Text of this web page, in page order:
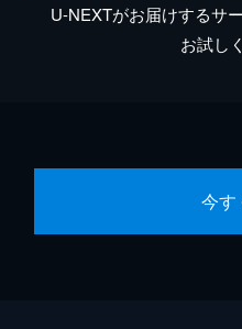
U-NEXTがお届けするサ
お試し
今す